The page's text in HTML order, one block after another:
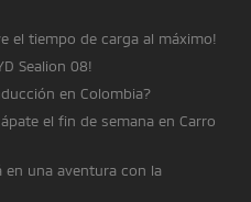
el tiempo de carga al máximo!
Sealion 08!
en Colombia?
el fin de semana en Carro
en una aventura con la